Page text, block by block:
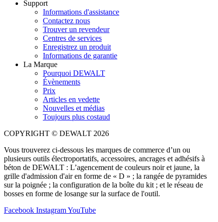
Support
Informations d'assistance
Contactez nous
Trouver un revendeur
Centres de services
Enregistrez un produit
Informations de garantie
La Marque
Pourquoi DEWALT
Évènements
Prix
Articles en vedette
Nouvelles et médias
Toujours plus costaud
COPYRIGHT © DEWALT 2026
Vous trouverez ci-dessous les marques de commerce d’un ou
plusieurs outils électroportatifs, accessoires, ancrages et adhésifs à
béton de DEWALT : L’agencement de couleurs noir et jaune, la
grille d'admission d'air en forme de « D » ; la rangée de pyramides
sur la poignée ; la configuration de la boîte du kit ; et le réseau de
bosses en forme de losange sur la surface de l'outil.
Facebook InstagramYouTube